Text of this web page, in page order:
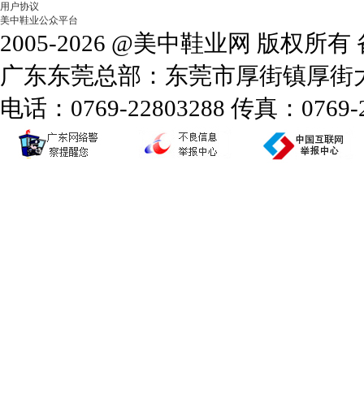
用户协议
美中鞋业公众平台
2005-2026 @美中鞋业网 版权所有
广东东莞总部：东莞市厚街镇厚
电话：0769-22803288 传真：0769-